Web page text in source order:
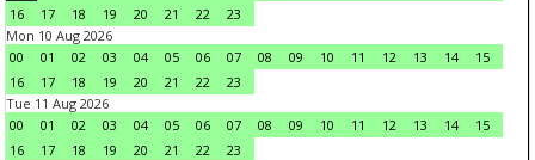
16
17 18 19 20 21 22
23
Mon 10 Aug 2026
00
01 02 03 04 05 06 07 08 09 10 11 12 13 14
15
16
17 18 19 20 21 22
23
Tue 11 Aug 2026
00
01 02 03 04 05 06 07 08 09 10 11 12 13 14
15
16
17 18 19 20 21 22
23